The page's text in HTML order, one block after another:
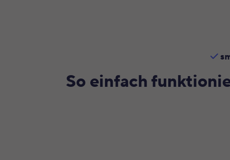
So einfach